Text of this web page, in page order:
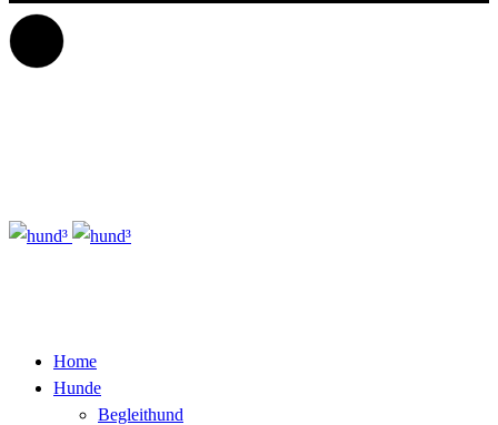
Home
Hunde
Begleithund